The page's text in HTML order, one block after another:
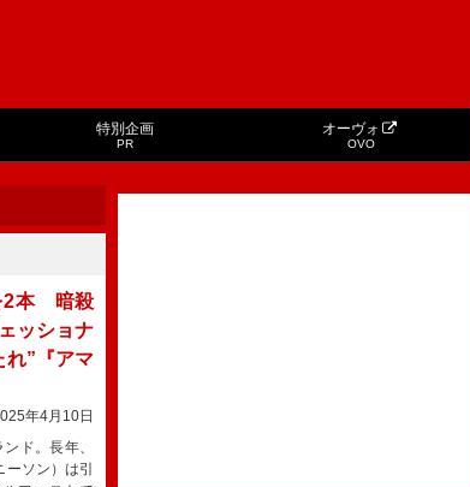
特別企画
PR
オーヴォ
OVO
2本 暗殺
ッショナ
れ”『アマ
年4月10日
ド。長年、
ソン）は引